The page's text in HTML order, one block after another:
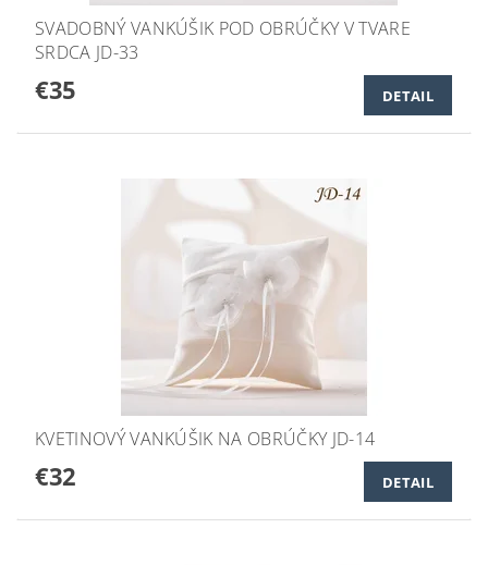
SVADOBNÝ VANKÚŠIK POD OBRÚČKY V TVARE
SRDCA JD-33
€35 DETAIL
KVETINOVÝ VANKÚŠIK NA OBRÚČKY JD-14
€32 DETAIL